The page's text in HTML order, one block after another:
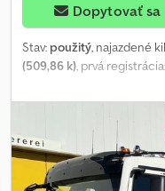
Dopytovať sa
Stav: použitý, najazdené
(509,86 k) , prvá registrácia:
,
retardér, farba:žltá, typ
, objem
priestoru:
,
ložného priestoru:1 060
systém, nezávislé kúrenie